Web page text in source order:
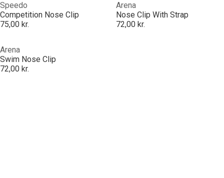
Speedo
Competition Nose Clip
75,00 kr.
Arena
Nose Clip With Strap
72,00 kr.
Arena
Swim Nose Clip
72,00 kr.